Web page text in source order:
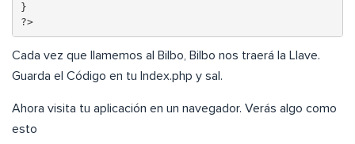
}
?>
Cada vez que llamemos al Bilbo, Bilbo nos traerá la Llave.
Guarda el Código en tu Index.php y sal.
Ahora visita tu aplicación en un navegador. Verás algo como
esto